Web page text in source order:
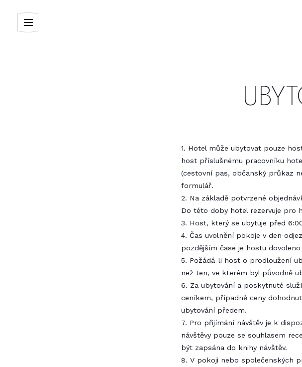
1. Hotel může ubytovat pouze
host příslušnému pracovníku
(cestovní pas, občanský průkaz
formulář.
2. Na základě potvrzené
Do této doby hotel rezervuje pro
3. Host, který se ubytuje před
4. Čas uvolnění pokoje v den
pozdějším čase je hostu
5. Požádá-li host o prodloužení
než ten, ve kterém byl původně
6. Za ubytování a poskytnuté
ceníkem, případně ceny
ubytování předem.
7. Pro přijímání návštěv je k
návštěvy pouze se souhlasem
být zapsána do knihy návštěv.
8. V pokoji nebo společenských